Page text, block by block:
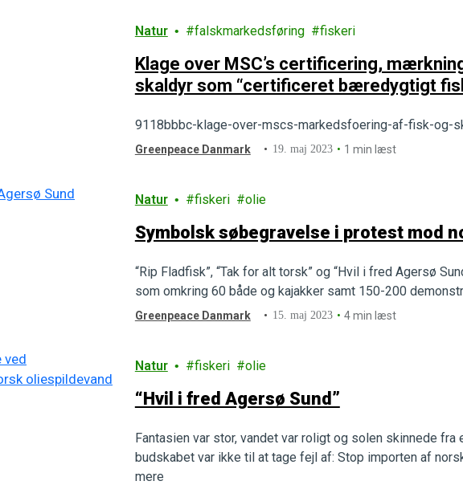
Natur falskmarkedsføring fiskeri
Klage over MSC’s certificering,
skaldyr som “certificeret bæredygtigt
9118bbbc-klage-over-mscs-markedsfoering-af-fisk-og-
Greenpeace Danmark 19. maj 2023 1 min læst
Natur fiskeri olie
Symbolsk søbegravelse i protest mod
“Rip Fladfisk”, “Tak for alt torsk” og “Hvil i fred Agersø
som omkring 60 både og kajakker samt 150-200
Greenpeace Danmark 15. maj 2023 4 min læst
Natur fiskeri olie
“Hvil i fred Agersø Sund”
Fantasien var stor, vandet var roligt og solen skinnede
budskabet var ikke til at tage fejl af: Stop importen af
mere